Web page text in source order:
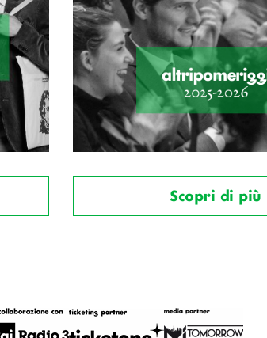
Scopri di più